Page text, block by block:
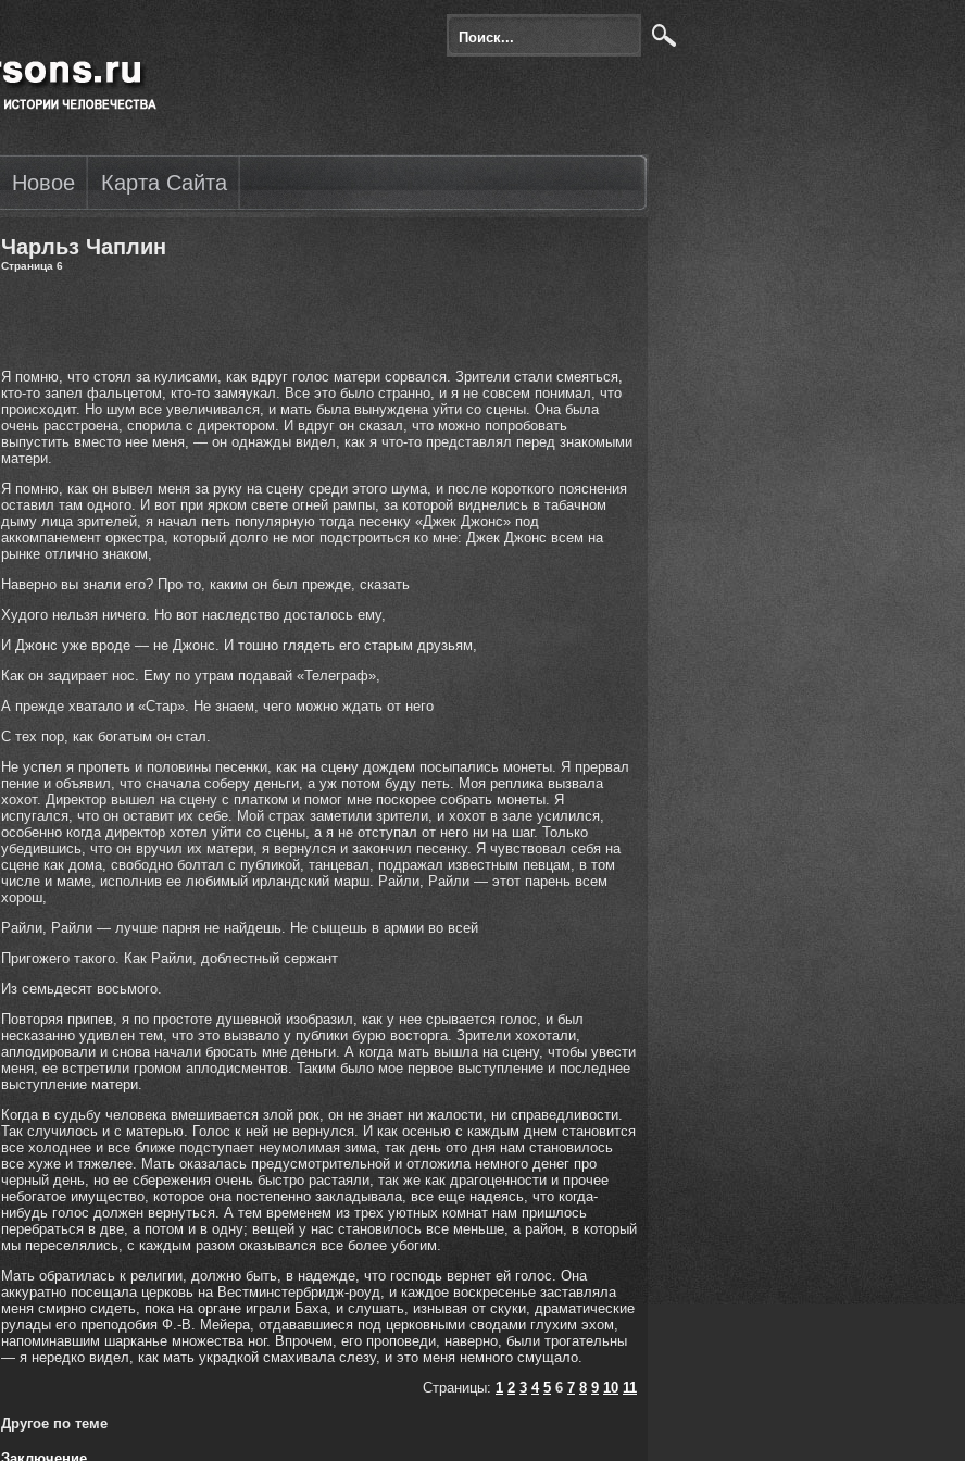
Новое Карта Сайта
Чарльз Чаплин
Страница 6
Я помню, что стоял за кулисами, как вдруг голос матери сорвался. Зрители стали смеяться,
кто-то запел фальцетом, кто-то замяукал. Все это было странно, и я не совсем понимал, что
происходит. Но шум все увеличивался, и мать была вынуждена уйти со сцены. Она была
очень расстроена, спорила с директором. И вдруг он сказал, что можно попробовать
выпустить вместо нее меня, — он однажды видел, как я что-то представлял перед знакомыми
матери.
Я помню, как он вывел меня за руку на сцену среди этого шума, и после короткого пояснения
оставил там одного. И вот при ярком свете огней рампы, за которой виднелись в табачном
дыму лица зрителей, я начал петь популярную тогда песенку «Джек Джонс» под
аккомпанемент оркестра, который долго не мог подстроиться ко мне: Джек Джонс всем на
рынке отлично знаком,
Наверно вы знали его? Про то, каким он был прежде, сказать
Худого нельзя ничего. Но вот наследство досталось ему,
И Джонс уже вроде — не Джонс. И тошно глядеть его старым друзьям,
Как он задирает нос. Ему по утрам подавай «Телеграф»,
А прежде хватало и «Стар». Не знаем, чего можно ждать от него
С тех пор, как богатым он стал.
Не успел я пропеть и половины песенки, как на сцену дождем посыпались монеты. Я прервал
пение и объявил, что сначала соберу деньги, а уж потом буду петь. Моя реплика вызвала
хохот. Директор вышел на сцену с платком и помог мне поскорее собрать монеты. Я
испугался, что он оставит их себе. Мой страх заметили зрители, и хохот в зале усилился,
особенно когда директор хотел уйти со сцены, а я не отступал от него ни на шаг. Только
убедившись, что он вручил их матери, я вернулся и закончил песенку. Я чувствовал себя на
сцене как дома, свободно болтал с публикой, танцевал, подражал известным певцам, в том
числе и маме, исполнив ее любимый ирландский марш. Райли, Райли — этот парень всем
хорош,
Райли, Райли — лучше парня не найдешь. Не сыщешь в армии во всей
Пригожего такого. Как Райли, доблестный сержант
Из семьдесят восьмого.
Повторяя припев, я по простоте душевной изобразил, как у нее срывается голос, и был
несказанно удивлен тем, что это вызвало у публики бурю восторга. Зрители хохотали,
аплодировали и снова начали бросать мне деньги. А когда мать вышла на сцену, чтобы увести
меня, ее встретили громом аплодисментов. Таким было мое первое выступление и последнее
выступление матери.
Когда в судьбу человека вмешивается злой рок, он не знает ни жалости, ни справедливости.
Так случилось и с матерью. Голос к ней не вернулся. И как осенью с каждым днем становится
все холоднее и все ближе подступает неумолимая зима, так день ото дня нам становилось
все хуже и тяжелее. Мать оказалась предусмотрительной и отложила немного денег про
черный день, но ее сбережения очень быстро растаяли, так же как драгоценности и прочее
небогатое имущество, которое она постепенно закладывала, все еще надеясь, что когда-
нибудь голос должен вернуться. А тем временем из трех уютных комнат нам пришлось
перебраться в две, а потом и в одну; вещей у нас становилось все меньше, а район, в который
мы переселялись, с каждым разом оказывался все более убогим.
Мать обратилась к религии, должно быть, в надежде, что господь вернет ей голос. Она
аккуратно посещала церковь на Вестминстербридж-роуд, и каждое воскресенье заставляла
меня смирно сидеть, пока на органе играли Баха, и слушать, изнывая от скуки, драматические
рулады его преподобия Ф.-В. Мейера, отдававшиеся под церковными сводами глухим эхом,
напоминавшим шарканье множества ног. Впрочем, его проповеди, наверно, были трогательны
— я нередко видел, как мать украдкой смахивала слезу, и это меня немного смущало.
Страницы: 1 2 3 4 5 6 7 8 9 10 11
Другое по теме